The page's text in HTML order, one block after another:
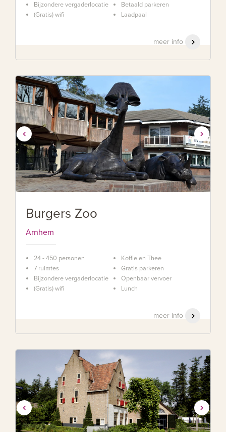
Bijzondere vergaderlocatie
(Gratis) wifi
Betaald parkeren
Laadpaal
meer info
Burgers Zoo
Arnhem
24 - 450 personen
7 ruimtes
Bijzondere vergaderlocatie
(Gratis) wifi
Koffie en Thee
Gratis parkeren
Openbaar vervoer
Lunch
meer info